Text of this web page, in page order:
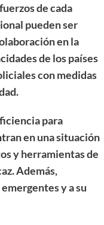
de cada
pueden ser
en la
de los países
con medidas
para
en una situación
y herramientas de
Además,
y a su